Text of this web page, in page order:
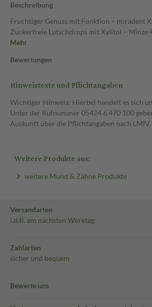
Beschreibung
Fruchtiger Genuss mit Funktion – miradent
Zuckerfreie Lutschdrops mit Xylitol –
Mehr
Bewertungen
Hinweistexte und Pflichtangaben
Wichtiger Hinweis: Hierbei handelt es sich
Unter der Rufnummer 05424 6 470 100
Auskunft über die Pflichtangaben nach LMIV.
Weitere Produkte aus:
weitere Mund & Zähne Produkte
Versandarten
i.d.R. am nächsten Werktag
Zahlarten
sicher und bequem
Bewerte uns